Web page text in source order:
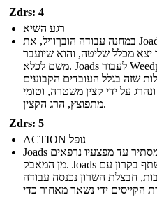
Zdrs: 4
רגע השיא
במחנה עבודה הובךוויל, את Joads למצוא שוטרים מושחתים ומקומיים עוינת.
מכלל שליטה, והוא שיועבר
משם לכלא. Joads לעבור Weedpatch, אשר מנוהל על ידי המהגרים עצמם.
שזה בגלל העובדים הקבועים
על ידי קצין משטרה, וטומי
מתפוצץ, הרג הקצין.
Zdrs: 5
ACTION נופל
Joads להעביר על גבי שדה קטיף כותנה שבו טומי מסתיר עד מפצעיו נרפאים
מן המאבק. Joads לשתף בקרון עם Wainwrights, ואל ג'ואד אגנס ויינרייט
חבצלת השרון נכנסה עבודה
הקייסים ידי נשאר מאחור כדי